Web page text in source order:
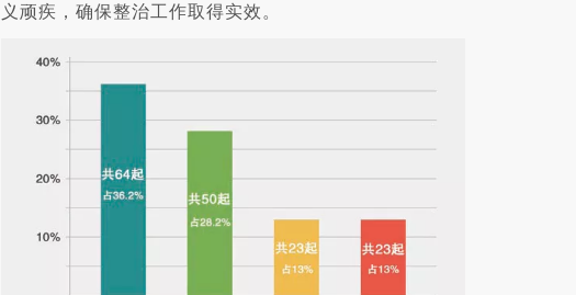
义顽疾，确保整治工作取得实效。